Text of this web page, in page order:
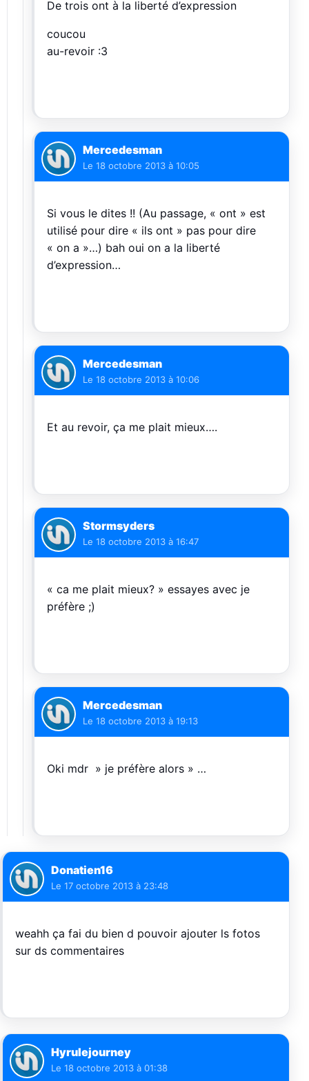
De trois ont à la liberté d’expression
coucou
au-revoir :3
Mercedesman
Le 18 octobre 2013 à 10:05
Si vous le dites !! (Au passage, « ont » est
utilisé pour dire « ils ont » pas pour dire
« on a »…) bah oui on a la liberté
d’expression…
Mercedesman
Le 18 octobre 2013 à 10:06
Et au revoir, ça me plait mieux….
Stormsyders
Le 18 octobre 2013 à 16:47
« ca me plait mieux? » essayes avec je
préfère ;)
Mercedesman
Le 18 octobre 2013 à 19:13
Oki mdr » je préfère alors » …
Donatien16
Le 17 octobre 2013 à 23:48
weahh ça fai du bien d pouvoir ajouter ls fotos
sur ds commentaires
Hyrulejourney
Le 18 octobre 2013 à 01:38